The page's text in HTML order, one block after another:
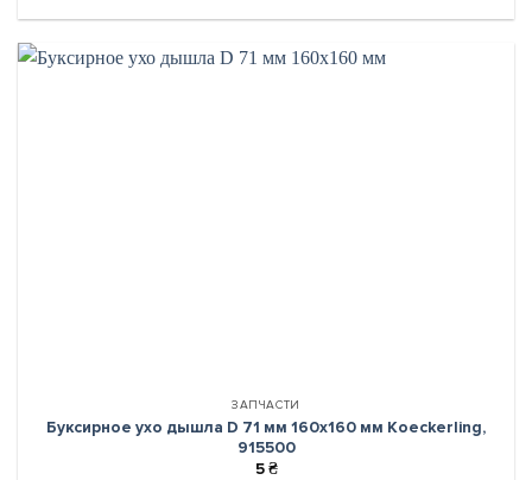
ЗАПЧАСТИ
Буксирное ухо дышла D 71 мм 160х160 мм Koeckerling,
915500
5₴